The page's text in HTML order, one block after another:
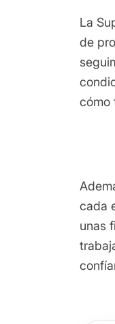
La
de
cómo
cada
unas